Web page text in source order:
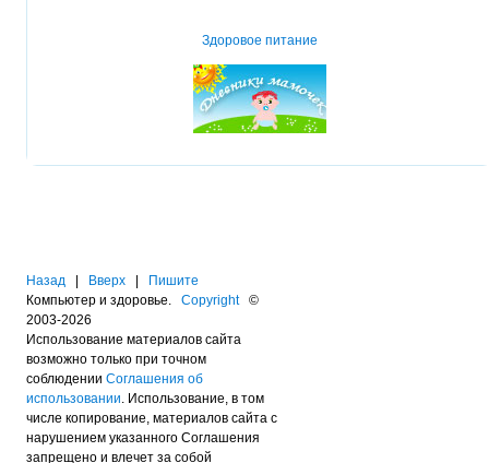
Здоровое питание
Назад Вверх
Пишите
Компьютер и здоровье. Copyright©
2003-2026
Использование материалов сайта
возможно только при точном
соблюдении Соглашения об
использовании. Использование, в том
числе копирование, материалов сайта с
нарушением указанного Соглашения
запрещено и влечет за собой